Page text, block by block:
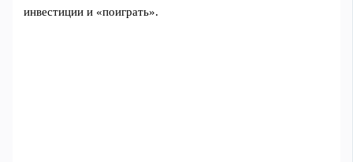
инвестиции и «поиграть».